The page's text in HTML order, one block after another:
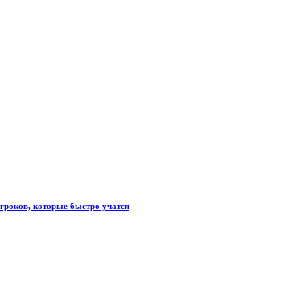
которые быстро учатся